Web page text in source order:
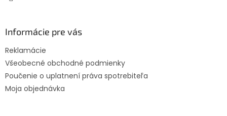
Informácie pre vás
Reklamácie
Všeobecné obchodné podmienky
Poučenie o uplatnení práva spotrebiteľa
Moja objednávka